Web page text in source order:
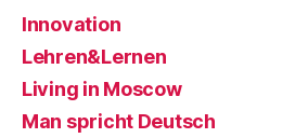
Innovation
Lehren&Lernen
Living in Moscow
Man spricht Deutsch